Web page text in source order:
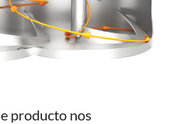
producto nos